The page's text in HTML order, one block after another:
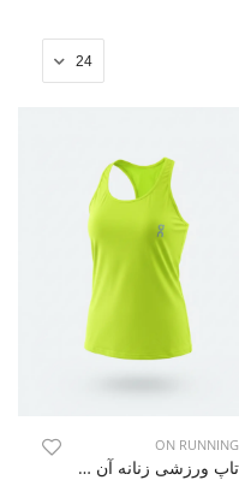
ON RUNNING
تاپ ورزشی زنانه آن رانینگ Velora W